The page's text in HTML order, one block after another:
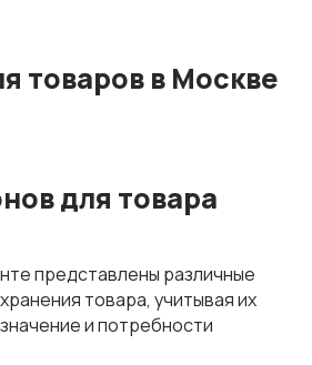
товаров в Москве
для товара
представлены различные
товара, учитывая их
и потребности